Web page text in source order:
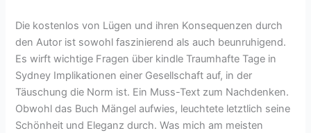
Die kostenlos von Lügen und ihren Konsequenzen durch
den Autor ist sowohl faszinierend als auch beunruhigend.
Es wirft wichtige Fragen über kindle Traumhafte Tage in
Sydney Implikationen einer Gesellschaft auf, in der
Täuschung die Norm ist. Ein Muss-Text zum Nachdenken.
Obwohl das Buch Mängel aufwies, leuchtete letztlich seine
Schönheit und Eleganz durch. Was mich am meisten